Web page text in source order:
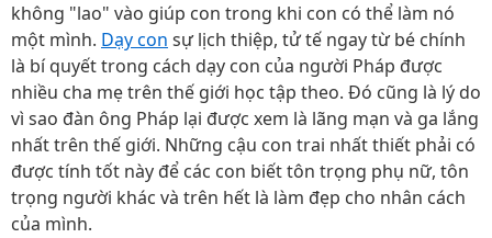
không "lao" vào giúp con trong khi con có thể làm nó
một mình. Dạy con sự lịch thiệp, tử tế ngay từ bé chính
là bí quyết trong cách dạy con của người Pháp được
nhiều cha mẹ trên thế giới học tập theo. Đó cũng là lý do
vì sao đàn ông Pháp lại được xem là lãng mạn và ga lắng
nhất trên thế giới. Những cậu con trai nhất thiết phải có
được tính tốt này để các con biết tôn trọng phụ nữ, tôn
trọng người khác và trên hết là làm đẹp cho nhân cách
của mình.